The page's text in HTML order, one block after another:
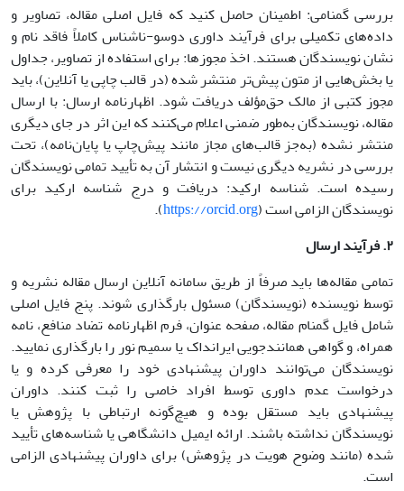
بررسی گمنامی: اطمینان حاصل کنید که فایل اصلی مقاله، تصاویر و
داده‌های تکمیلی برای فرآیند داوری دوسو-ناشناس کاملاً فاقد نام و
نشان نویسندگان هستند. اخذ مجوزها: برای استفاده از تصاویر، جداول
یا بخش‌هایی از متون پیش‌تر منتشر شده (در قالب چاپی یا آنلاین)، باید
مجوز کتبی از مالک حق‌مؤلف دریافت شود. اظهارنامه ارسال: با ارسال
مقاله، نویسندگان به‌طور ضمنی اعلام می‌کنند که این اثر در جای دیگری
منتشر نشده (به‌جز قالب‌های مجاز مانند پیش‌چاپ یا پایان‌نامه)، تحت
بررسی در نشریه دیگری نیست و انتشار آن به تأیید تمامی نویسندگان
رسیده است. شناسه ارکید: دریافت و درج شناسه ارکید برای
نویسندگان الزامی است (https://orcid.org
).
۲.فرآیند ارسال
تمامی مقاله‌ها باید صرفاً از طریق سامانه آنلاین ارسال مقاله نشریه و
توسط نویسنده (نویسندگان) مسئول بارگذاری شوند. پنج فایل اصلی
شامل فایل گمنام مقاله، صفحه عنوان، فرم اظهارنامه تضاد منافع، نامه
همراه، و گواهی همانندجویی ایرانداک یا سمیم نور را بارگذاری نمایید.
نویسندگان می‌توانند داوران پیشنهادی خود را معرفی کرده و یا
درخواست عدم داوری توسط افراد خاصی را ثبت کنند. داوران
پیشنهادی باید مستقل بوده و هیچ‌گونه ارتباطی با پژوهش یا
نویسندگان نداشته باشند. ارائه ایمیل دانشگاهی یا شناسه‌های تأیید
شده (مانند وضوح هویت در پژوهش) برای داوران پیشنهادی الزامی
است.